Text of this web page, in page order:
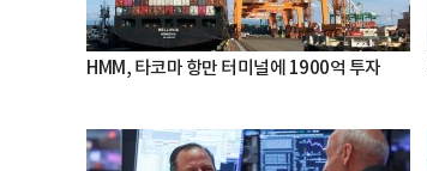
HMM, 타코마 항만 터미널에 1900억 투자